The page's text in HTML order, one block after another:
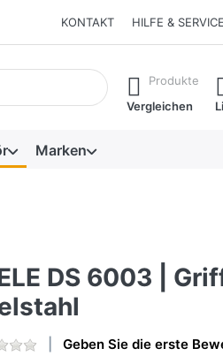
KONTAKT HILFE & SERVICE
automatisch erste
Produkte
Vergleichen
Marken
DS 6003 |
Geben Sie die erste